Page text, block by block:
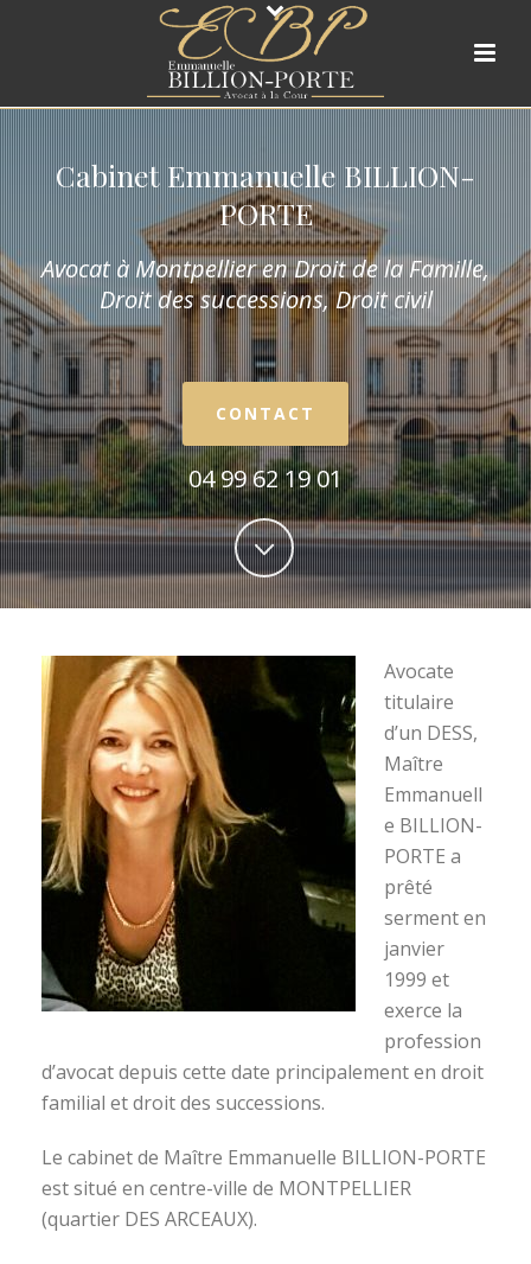
Cabinet Emmanuelle BILLION-
PORTE
Avocat à Montpellier en Droit de la Famille,
Droit des successions, Droit civil
CONTACT
04 99 62 19 01
Avocate
titulaire
d’un DESS,
Maître
Emmanuell
e BILLION-
PORTE a
prêté
serment en
janvier
1999 et
exerce la
profession
d’avocat depuis cette date principalement en droit
familial et droit des successions.
Le cabinet de Maître Emmanuelle BILLION-PORTE
est situé en centre-ville de MONTPELLIER
(quartier DES ARCEAUX).